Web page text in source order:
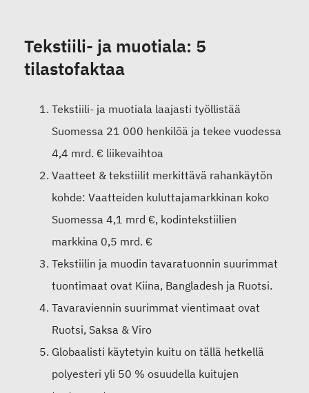
Tekstiili- ja muotiala: 5
tilastofaktaa
Tekstiili- ja muotiala laajasti työllistää
Suomessa 21 000 henkilöä ja tekee vuodessa
4,4 mrd. € liikevaihtoa
Vaatteet & tekstiilit merkittävä rahankäytön
kohde: Vaatteiden kuluttajamarkkinan koko
Suomessa 4,1 mrd €, kodintekstiilien
markkina 0,5 mrd. €
Tekstiilin ja muodin tavaratuonnin suurimmat
tuontimaat ovat Kiina, Bangladesh ja Ruotsi.
Tavaraviennin suurimmat vientimaat ovat
Ruotsi, Saksa & Viro
Globaalisti käytetyin kuitu on tällä hetkellä
polyesteri yli 50 % osuudella kuitujen